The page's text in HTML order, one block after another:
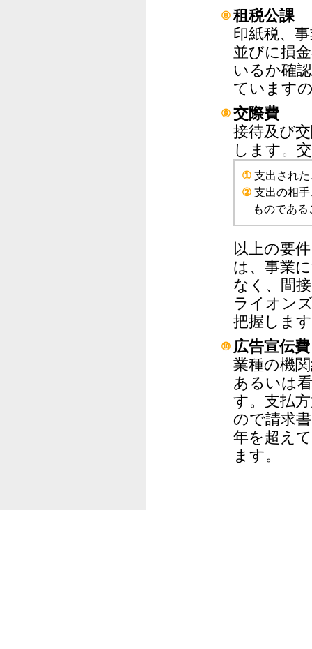
⑧ 租税公課
印紙税、
並びに損
いるか確
ています
⑨ 交際費
接待及び
します。
① 支出され
② 支出の相
ものである
以上の要
は、事業
なく、間
ライオン
把握しま
⑩ 広告宣伝費
業種の機
あるいは
す。支払
ので請求
年を超え
ます。